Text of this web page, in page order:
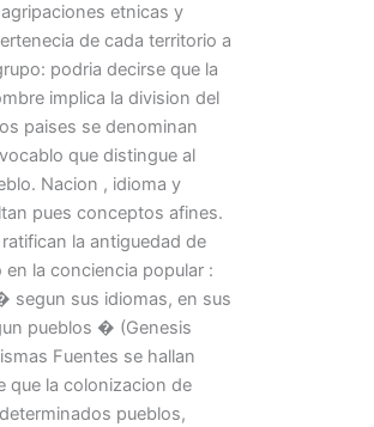
etnicas y
de cada territorio a
podria decirse que la
implica la division del
paises se denominan
que distingue al
Nacion , idioma y
pues conceptos afines.
la antiguedad de
la conciencia popular :
segun sus idiomas, en sus
pueblos � (Genesis
Fuentes se hallan
que la colonizacion de
pueblos,